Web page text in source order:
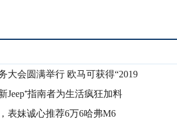
大会圆满举行 欧马可获得“2019
Jeep⁺指南者为生活疯狂加料
表妹诚心推荐6万6哈弗M6